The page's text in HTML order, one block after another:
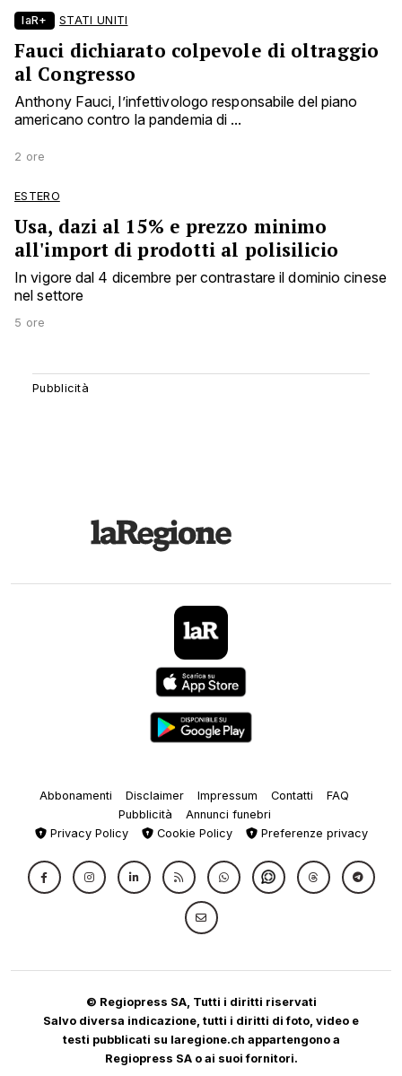
laR+ STATI UNITI
Fauci dichiarato colpevole di oltraggio
al Congresso
Anthony Fauci, l’infettivologo responsabile del piano
americano contro la pandemia di ...
2 ore
ESTERO
Usa, dazi al 15% e prezzo minimo
all'import di prodotti al polisilicio
In vigore dal 4 dicembre per contrastare il dominio cinese
nel settore
5 ore
Abbonamenti Disclaimer Impressum Contatti
FAQ
Pubblicità
Annunci funebri
Privacy Policy
Cookie Policy Preferenze privacy
© Regiopress SA, Tutti i diritti riservati
Salvo diversa indicazione, tutti i diritti di foto, video e
testi pubblicati su laregione.ch appartengono a
Regiopress SA o ai suoi fornitori.